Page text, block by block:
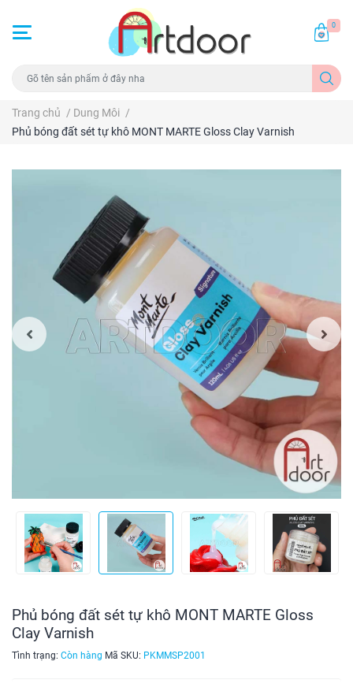
0
Trang chủ / Dung Môi /
Phủ bóng đất sét tự khô MONT MARTE Gloss Clay Varnish
Phủ bóng đất sét tự khô MONT MARTE Gloss
Clay Varnish
Tình trạng: Còn hàng Mã SKU: PKMMSP2001